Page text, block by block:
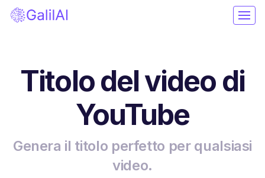
Titolo del video di
YouTube
Genera il titolo perfetto per qualsiasi
video.